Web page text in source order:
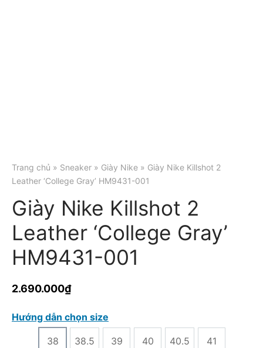
Trang chủ » Sneaker » Giày Nike » Giày Nike Killshot 2
Leather ‘College Gray’ HM9431-001
Giày Nike Killshot 2
Leather ‘College Gray’
HM9431-001
2.690.000₫
Hướng dẫn chọn size
38 38.5 39 40 40.5 41